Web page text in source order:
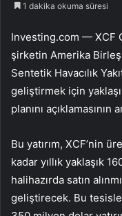
1 dakika okuma süresi
Investing.com — XCF
şirketin Amerika
Sentetik Havacılık
geliştirmek için
planını
Bu yatırım, XCF’nin
kadar yıllık yaklaşık
halihazırda satın
geliştirecek. Bu